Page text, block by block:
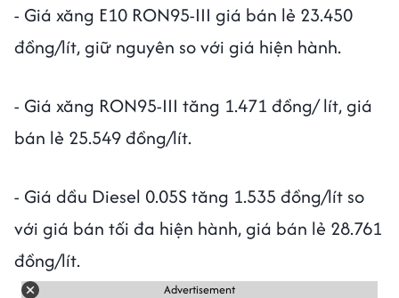
- Giá xăng E10 RON95-III giá bán lẻ 23.450
đồng/lít, giữ nguyên so với giá hiện hành.
- Giá xăng RON95-III tăng 1.471 đồng/ lít, giá
bán lẻ 25.549 đồng/lít.
- Giá dầu Diesel 0.05S tăng 1.535 đồng/lít so
với giá bán tối đa hiện hành, giá bán lẻ 28.761
đồng/lít.
Advertisement